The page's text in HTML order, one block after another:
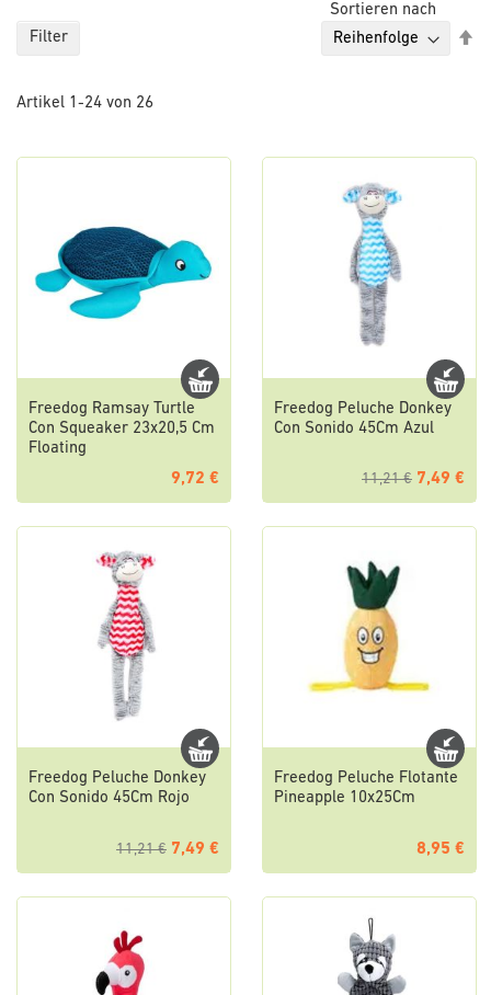
Artikel 1 -24 von 26
Sortieren nach
Freedog Ramsay Turtle
Con Squeaker 23x20,5 Cm
Floating
9,72 €
Freedog Peluche Donkey
Con Sonido 45Cm Azul
11,21 € 7,49 €
Freedog Peluche Donkey
Con Sonido 45Cm Rojo
11,21 € 7,49 €
Freedog Peluche Flotante
Pineapple 10x25Cm
8,95 €
Filter